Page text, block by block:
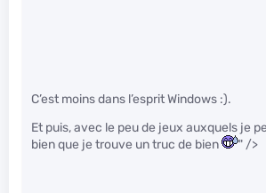
C’est moins dans l’esprit Windows :).
Et puis, avec le peu de jeux auxquels je
bien que je trouve un truc de bien
" />